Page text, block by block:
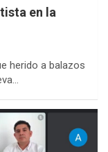
en la
herido a balazos